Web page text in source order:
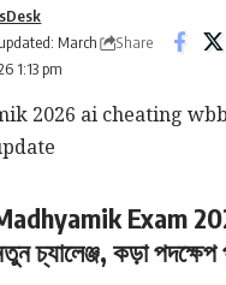
March
1:13 pm
Share
Exam
চ্যালেঞ্জ, কড়া পদক্ষেপ